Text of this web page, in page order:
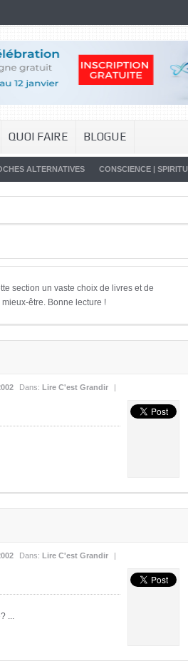
QUOI FAIRE BLOGUE
ALTERNATIVES CONSCIENCE |
section un vaste choix de livres et de
être. Bonne lecture !
Dans: Lire C'est Grandir |
Dans: Lire C'est Grandir |
...